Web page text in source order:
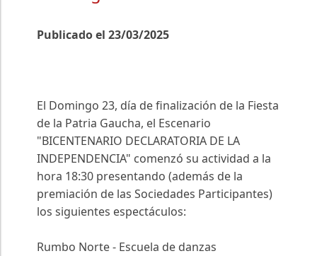
Publicado el 23/03/2025
El Domingo 23, día de finalización de la Fiesta
de la Patria Gaucha, el Escenario
"BICENTENARIO DECLARATORIA DE LA
INDEPENDENCIA" comenzó su actividad a la
hora 18:30 presentando (además de la
premiación de las Sociedades Participantes)
los siguientes espectáculos:
Rumbo Norte - Escuela de danzas